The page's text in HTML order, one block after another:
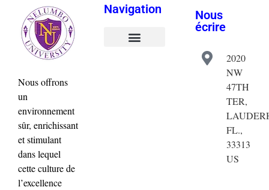
Nous offrons
un
environnement
sûr, enrichissant
et stimulant
dans lequel
cette culture de
l’excellence
Navigation
Nous
écrire
2020
NW
47TH
TER,
FL.,
33313
US